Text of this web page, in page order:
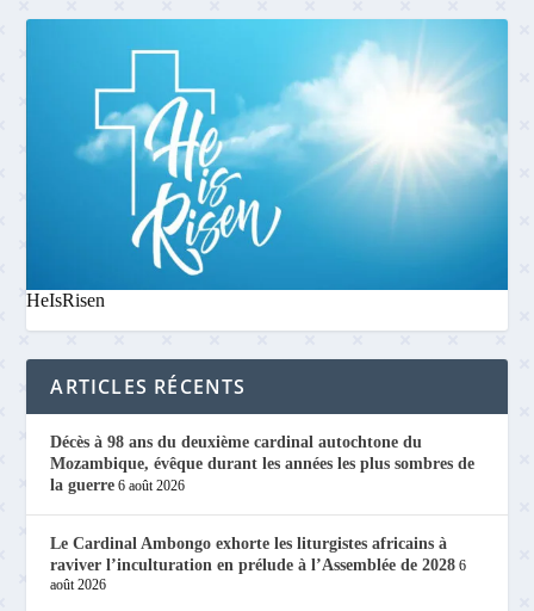
HeIsRisen
ARTICLES RÉCENTS
Décès à 98 ans du deuxième cardinal autochtone du
Mozambique, évêque durant les années les plus sombres de
la guerre 6 août 2026
Le Cardinal Ambongo exhorte les liturgistes africains à
raviver l’inculturation en prélude à l’Assemblée de 2028 6
août 2026